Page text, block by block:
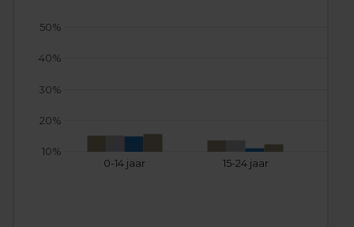
0-14 jaar 15-24 jaar
10%
20%
30%
40%
50%